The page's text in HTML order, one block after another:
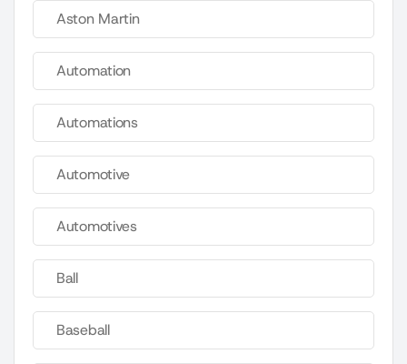
Aston Martin
Automation
Automations
Automotive
Automotives
Ball
Baseball